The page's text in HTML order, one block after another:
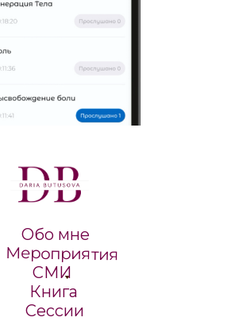
Обо мне
Мероприятия
СМИ
Книга
Сессии